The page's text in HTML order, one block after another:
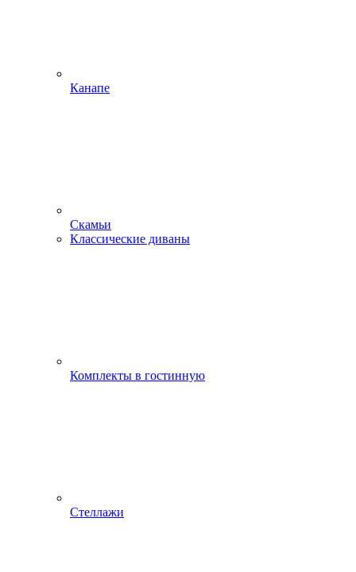
Канапе
Скамьи
Классические диваны
Комплекты в гостинную
Стеллажи